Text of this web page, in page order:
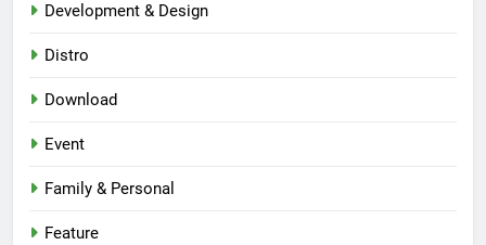
Development & Design
Distro
Download
Event
Family & Personal
Feature